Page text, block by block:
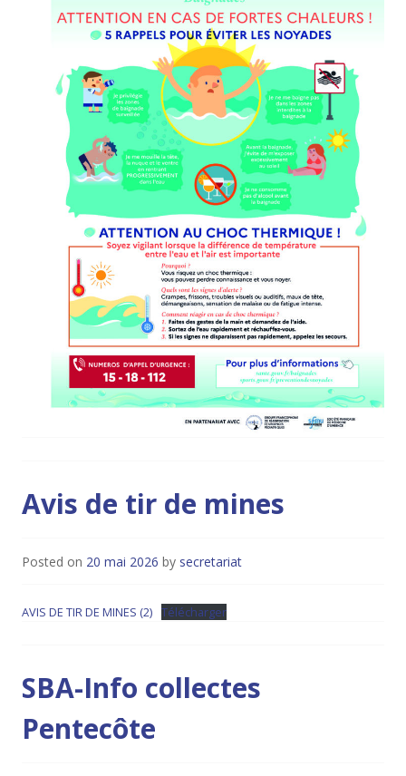
Avis de tir de mines
Posted on 20 mai 2026 by secretariat
AVIS DE TIR DE MINES (2) Télécharger
SBA-Info collectes
Pentecôte